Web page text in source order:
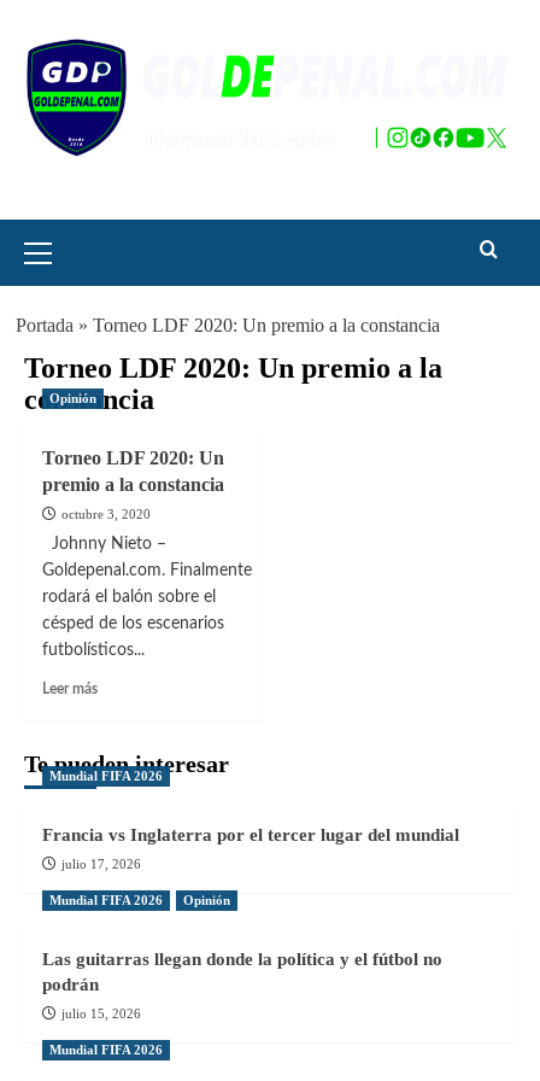
contenido
principal
Portada » Torneo LDF 2020: Un premio a la constancia
Torneo LDF 2020: Un premio a la
constancia
Opinión
Torneo LDF 2020: Un
premio a la constancia
octubre 3, 2020
Johnny Nieto –
Goldepenal.com. Finalmente
rodará el balón sobre el
césped de los escenarios
futbolísticos...
Leer másLeer
Torneo
LDF
premio
a
la
constancia
Te pueden interesar
Mundial FIFA 2026
Francia vs Inglaterra por el tercer lugar del mundial
julio 17, 2026
Mundial FIFA 2026 Opinión
Las guitarras llegan donde la política y el fútbol no
podrán
julio 15, 2026
Mundial FIFA 2026